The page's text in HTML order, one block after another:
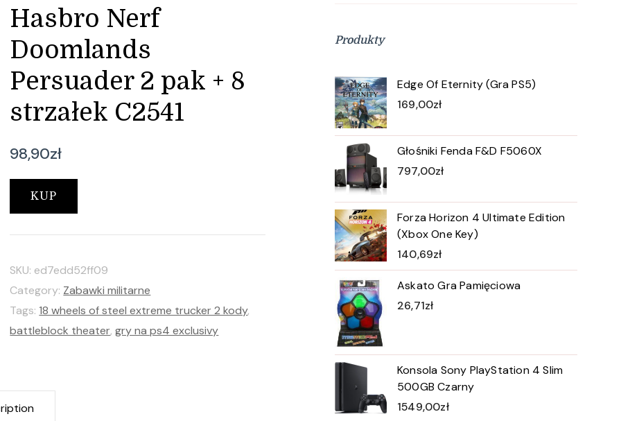
Hasbro Nerf
Doomlands
Persuader 2 pak + 8
strzałek C2541
98,90zł
KUP
SKU: ed7edd52ff09
Category: Zabawki militarne
Tags:18 wheels of steel extreme trucker 2 kody,
battleblock theater,gry na ps4 exclusivy
Produkty
Edge Of Eternity (Gra PS5)
169,00zł
Głośniki Fenda F&D F5060X
797,00zł
Forza Horizon 4 Ultimate Edition
(Xbox One Key)
140,69zł
Askato Gra Pamięciowa
26,71zł
Konsola Sony PlayStation 4 Slim
500GB Czarny
1549,00zł